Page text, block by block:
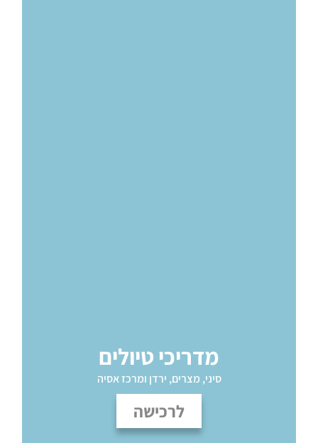
מדריכי טיולים
סיני, מצרים, ירדן ומרכז אסיה
לרכישה